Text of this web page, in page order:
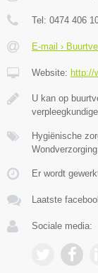
Tel: 0474 406
E-mail ›
Website: http://
U kan op
verpleegkundige
Hygiënische
Wondverzorging,
Er wordt
Laatste
Sociale media: